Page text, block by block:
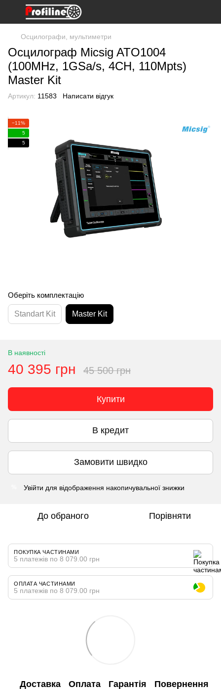
Осцилографи, мультиметри
Осцилограф Micsig ATO1004
(100MHz, 1GSa/s, 4CH, 110Mpts)
Master Kit
Артикул: 11583 Написати відгук
−11%
5
5
Оберіть комплектацію
Standart Kit Master Kit
В наявності
40 395 грн 45 500 грн
Купити
В кредит
Замовити швидко
Увійти для відображення накопичувальної знижки
До обраного Порівняти
ПОКУПКА ЧАСТИНАМИ
5 платежів по 8 079.00 грн
ОПЛАТА ЧАСТИНАМИ
5 платежів по 8 079.00 грн
Доставка Оплата Гарантія Повернення